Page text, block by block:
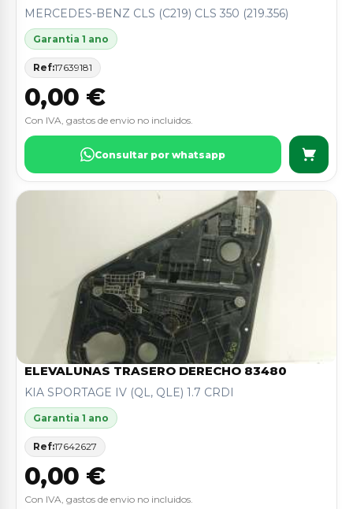
MERCEDES-BENZ CLS (C219) CLS 350 (219.356)
Garantia 1 ano
Ref:17639181
0,00 €
Con IVA, gastos de envio no incluidos.
Consultar por whatsapp
ELEVALUNAS TRASERO DERECHO 83480
KIA SPORTAGE IV (QL, QLE) 1.7 CRDI
Garantia 1 ano
Ref:17642627
0,00 €
Con IVA, gastos de envio no incluidos.